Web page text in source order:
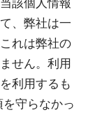
該個人情報
、弊社は一
れは弊社の
せん。利用
利用するも
守らなかっ